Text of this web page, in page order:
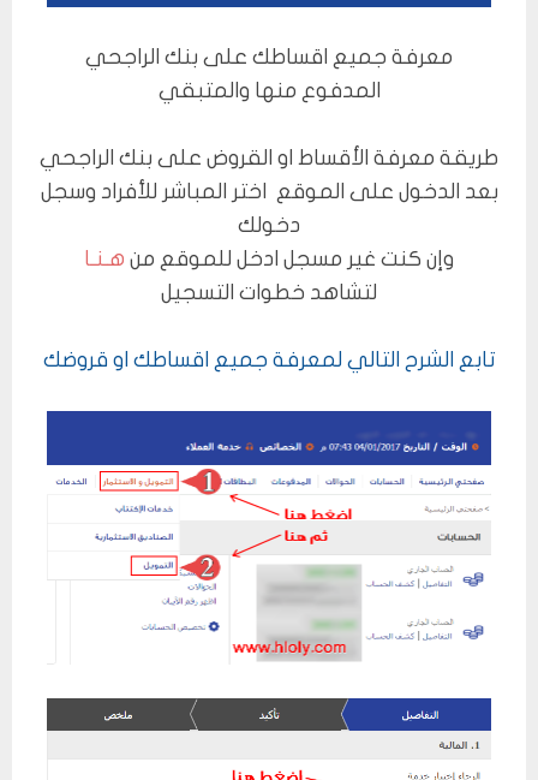
معرفة جميع اقساطك على بنك الراجحي
المدفوع منها والمتبقي
طريقة معرفة الأقساط او القروض على بنك الراجحي
بعد الدخول على الموقع اختر المباشر للأفراد وسجل
دخولك
وإن كنت غير مسجل ادخل للموقع من هـنـا
لتشاهد خطوات التسجيل
تابع الشرح التالي لمعرفة جميع اقساطك او قروضك